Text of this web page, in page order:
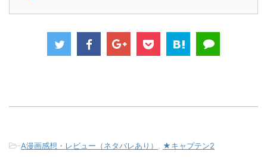
-A漫画感想・レビュー（ネタバレあり） ★キャプテン2